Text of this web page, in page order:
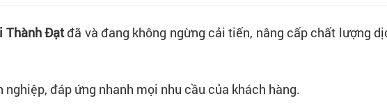
Thành Đạt đã và đang không ngừng cải tiến, nâng cấp chất lượng
đáp ứng nhanh mọi nhu cầu của khách hàng.